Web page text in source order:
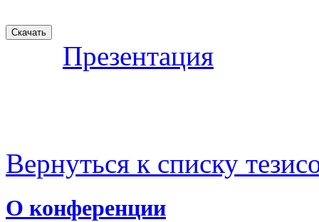
Презентация
Вернуться к списку
О конференции